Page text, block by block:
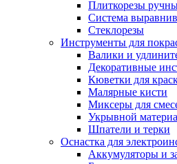
Плиткорезы
Система
Стеклорезы
Инструменты для
Валики и
Декоративные
Кюветки для
Малярные кисти
Миксеры для
Укрывной
Шпатели и терки
Оснастка для
Аккумуляторы и